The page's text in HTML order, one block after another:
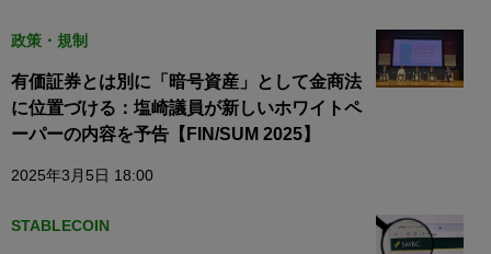
政策・規制
有価証券とは別に「暗号資産」として金商法
に位置づける：塩崎議員が新しいホワイトペ
ーパーの内容を予告【FIN/SUM 2025】
2025年3月5日 18:00
STABLECOIN